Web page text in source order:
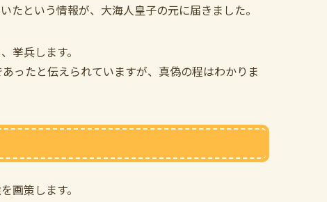
たという情報が、大海人皇子の元に届きました。
挙兵します。
ったと伝えられていますが、真偽の程はわかりま
画策します。